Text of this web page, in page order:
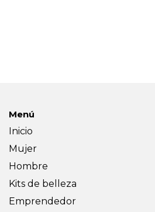
Menú
Inicio
Mujer
Hombre
Kits de belleza
Emprendedor